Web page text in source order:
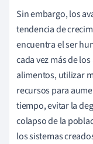
Sin embargo, los
tendencia de
encuentra el ser
cada vez más de
alimentos, utilizar
recursos para
tiempo, evitar la
colapso de la
los sistemas